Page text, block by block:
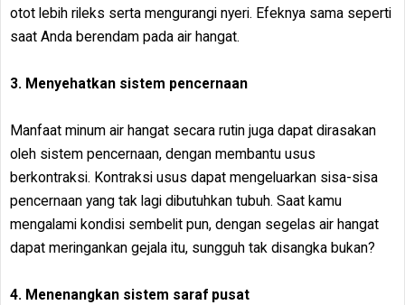
otot lebih rileks serta mengurangi nyeri. Efeknya sama seperti
saat Anda berendam pada air hangat.
3. Menyehatkan sistem pencernaan
Manfaat minum air hangat secara rutin juga dapat dirasakan
oleh sistem pencernaan, dengan membantu usus
berkontraksi. Kontraksi usus dapat mengeluarkan sisa-sisa
pencernaan yang tak lagi dibutuhkan tubuh. Saat kamu
mengalami kondisi sembelit pun, dengan segelas air hangat
dapat meringankan gejala itu, sungguh tak disangka bukan?
4. Menenangkan sistem saraf pusat